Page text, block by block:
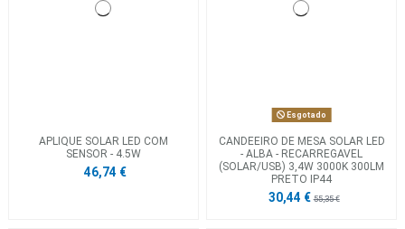
APLIQUE SOLAR LED COM
SENSOR - 4.5W
46,74 €
Esgotado
CANDEEIRO DE MESA SOLAR LED
- ALBA - RECARREGAVEL
(SOLAR/USB) 3,4W 3000K 300LM
PRETO IP44
30,44 €55,35 €